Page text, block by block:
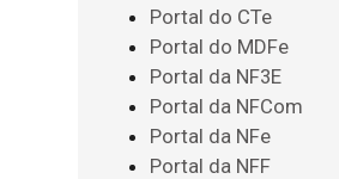
Portal do CTe
Portal do MDFe
Portal da NF3E
Portal da NFCom
Portal da NFe
Portal da NFF